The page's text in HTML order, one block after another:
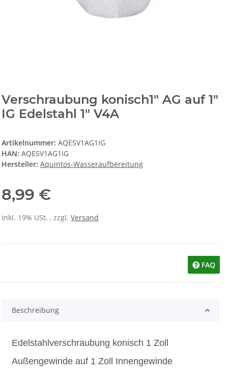
Verschraubung konisch1" AG auf 1"
IG Edelstahl 1" V4A
Artikelnummer:AQESV1AG1IG
HAN: AQESV1AG1IG
Hersteller: Aquintos-Wasseraufbereitung
8,99 €
inkl. 19% USt. , zzgl.Versand
FAQ
Beschreibung
Edelstahlverschraubung konisch 1 Zoll
Außengewinde auf 1 Zoll Innengewinde